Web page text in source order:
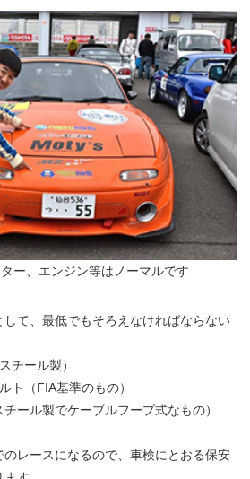
ー、エンジン等はノーマルです
して、最低でもそろえなければならない
チール製）
ト（FIA基準のもの）
ール製でケーブルフープ式なもの）
のレースになるので、車検にとおる保安